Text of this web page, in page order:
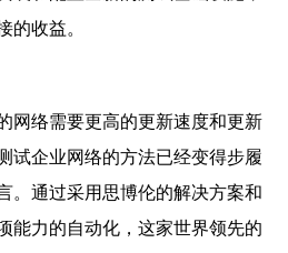
的收益。
网络需要更高的更新速度和更新
试企业网络的方法已经变得步履
。通过采用思博伦的解决方案和
能力的自动化，这家世界领先的